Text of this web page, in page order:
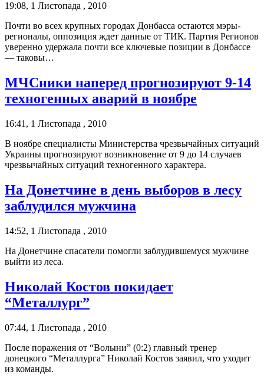
19:08, 1 Листопада , 2010
Почти во всех крупных городах Донбасса остаются мэры-
регионалы, оппозиция ждет данные от ТИК. Партия Регионов
уверенно удержала почти все ключевые позиции в Донбассе
— таковы…
МЧСники наперед прогнозируют 9-14
техногенных аварий в ноябре
16:41, 1 Листопада , 2010
В ноябре специалисты Министерства чрезвычайных ситуаций
Украины прогнозируют возникновение от 9 до 14 случаев
чрезвычайных ситуаций техногенного характера.
На Донетчине в день выборов в лесу
заблудился мужчина
14:52, 1 Листопада , 2010
На Донетчине спасатели помогли заблудившемуся мужчине
выйти из леса.
Николай Костов покидает
“Металлург”
07:44, 1 Листопада , 2010
После поражения от “Волыни” (0:2) главный тренер
донецкого “Металлурга” Николай Костов заявил, что уходит
из команды.